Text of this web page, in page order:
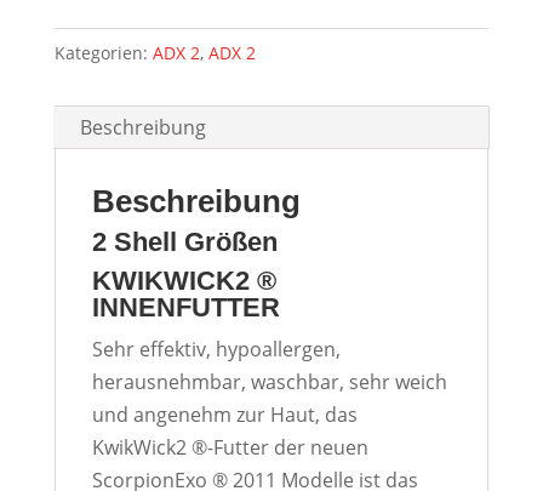
Kategorien: ADX 2, ADX 2
Beschreibung
Beschreibung
2 Shell Größen
KWIKWICK2 ®
INNENFUTTER
Sehr effektiv, hypoallergen,
herausnehmbar, waschbar, sehr weich
und angenehm zur Haut, das
KwikWick2 ®-Futter der neuen
ScorpionExo ® 2011 Modelle ist das